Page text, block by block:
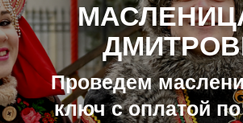
Проведем
ключ с оплатой